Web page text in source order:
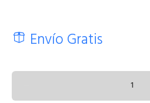
Envío Gratis